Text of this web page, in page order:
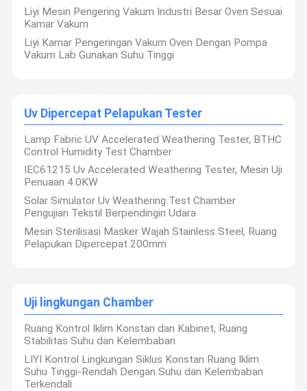
Liyi Mesin Pengering Vakum Industri Besar Oven Sesuai
Kamar Vakum
Liyi Kamar Pengeringan Vakum Oven Dengan Pompa
Vakum Lab Gunakan Suhu Tinggi
Uv Dipercepat Pelapukan Tester
Lamp Fabric UV Accelerated Weathering Tester, BTHC
Control Humidity Test Chamber
IEC61215 Uv Accelerated Weathering Tester, Mesin Uji
Penuaan 4.0KW
Solar Simulator Uv Weathering Test Chamber
Pengujian Tekstil Berpendingin Udara
Mesin Sterilisasi Masker Wajah Stainless Steel, Ruang
Pelapukan Dipercepat 200mm
Uji lingkungan Chamber
Ruang Kontrol Iklim Konstan dan Kabinet, Ruang
Stabilitas Suhu dan Kelembaban
LIYI Kontrol Lingkungan Siklus Konstan Ruang Iklim
Suhu Tinggi-Rendah Dengan Suhu dan Kelembaban
Terkendali